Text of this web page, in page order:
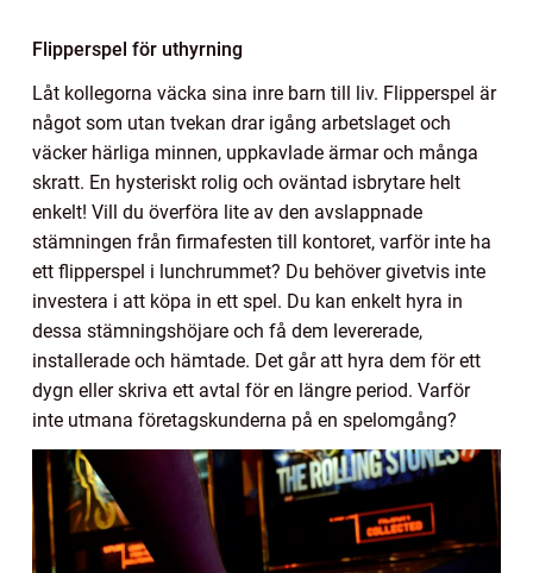
Flipperspel för uthyrning
Låt kollegorna väcka sina inre barn till liv. Flipperspel är
något som utan tvekan drar igång arbetslaget och
väcker härliga minnen, uppkavlade ärmar och många
skratt. En hysteriskt rolig och oväntad isbrytare helt
enkelt! Vill du överföra lite av den avslappnade
stämningen från firmafesten till kontoret, varför inte ha
ett flipperspel i lunchrummet? Du behöver givetvis inte
investera i att köpa in ett spel. Du kan enkelt hyra in
dessa stämningshöjare och få dem levererade,
installerade och hämtade. Det går att hyra dem för ett
dygn eller skriva ett avtal för en längre period. Varför
inte utmana företagskunderna på en spelomgång?